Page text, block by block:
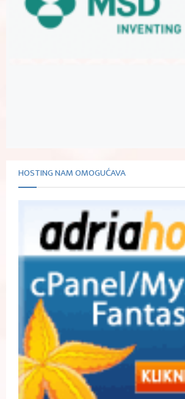
HOSTING NAM OMOGUĆAVA